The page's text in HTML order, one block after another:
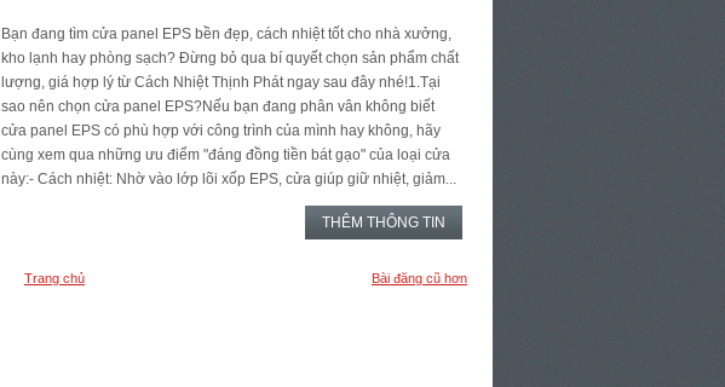
Bạn đang tìm cửa panel EPS bền đẹp, cách nhiệt tốt cho nhà xưởng,
kho lạnh hay phòng sạch? Đừng bỏ qua bí quyết chọn sản phẩm chất
lượng, giá hợp lý từ Cách Nhiệt Thịnh Phát ngay sau đây nhé!1.Tại
sao nên chọn cửa panel EPS?Nếu bạn đang phân vân không biết
cửa panel EPS có phù hợp với công trình của mình hay không, hãy
cùng xem qua những ưu điểm "đáng đồng tiền bát gạo" của loại cửa
này:- Cách nhiệt: Nhờ vào lớp lõi xốp EPS, cửa giúp giữ nhiệt, giảm...
THÊM THÔNG TIN
Bài đăng cũ hơn
Trang chủ